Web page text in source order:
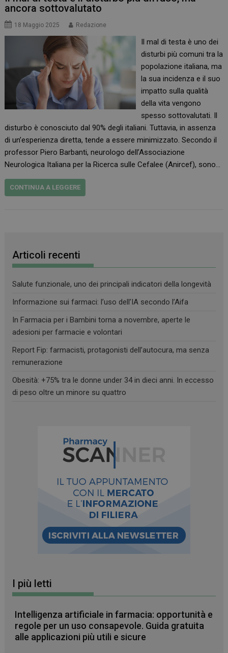
ancora sottovalutato
18 Maggio 2025 Redazione
Il mal di testa è uno dei
disturbi più comuni tra la
popolazione italiana, ma
la sua incidenza e il suo
impatto sulla qualità
della vita vengono
spesso sottovalutati. Il
disturbo è conosciuto dal 90% degli italiani. Tuttavia, in assenza
di un’esperienza diretta, tende a essere minimizzato. Secondo il
professor Piero Barbanti, neurologo dell’Associazione
Neurologica Italiana per la Ricerca sulle Cefalee (Anircef), sono…
CONTINUA A LEGGERE
Articoli recenti
Salute funzionale, uno dei principali indicatori della longevità
Informazione sui farmaci: l’uso dell’IA secondo l’Aifa
In Farmacia per i Bambini torna a novembre, aperte le
adesioni per farmacie e volontari
Report Fip: farmacisti, protagonisti dell’autocura, ma senza
remunerazione
Obesità: +75% tra le donne under 34 in dieci anni. In eccesso
di peso oltre un minore su quattro
I più letti
Intelligenza artificiale in farmacia: opportunità e
regole per un uso consapevole. Guida gratuita
alle applicazioni più utili e sicure